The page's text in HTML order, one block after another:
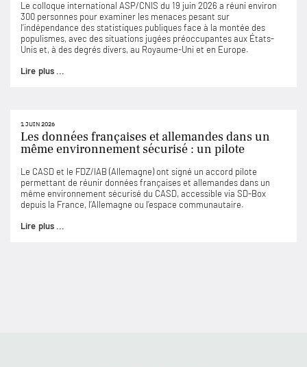
Le colloque international ASP/CNIS du 19 juin 2026 a réuni environ
300 personnes pour examiner les menaces pesant sur
l’indépendance des statistiques publiques face à la montée des
populismes, avec des situations jugées préoccupantes aux États-
Unis et, à des degrés divers, au Royaume-Uni et en Europe.
Lire plus ...
1 JUIN 2026
Les données françaises et allemandes dans un
même environnement sécurisé : un pilote
Le CASD et le FDZ/IAB (Allemagne) ont signé un accord pilote
permettant de réunir données françaises et allemandes dans un
même environnement sécurisé du CASD, accessible via SD-Box
depuis la France, l’Allemagne ou l’espace communautaire.
Lire plus ...